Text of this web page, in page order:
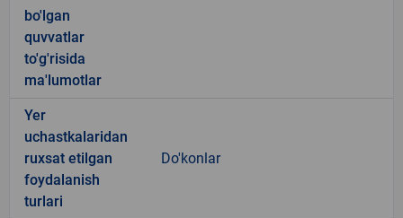
bo'lgan
quvvatlar
to'g'risida
ma'lumotlar
Yer
uchastkalaridan
ruxsat etilgan
foydalanish
turlari
Do'konlar